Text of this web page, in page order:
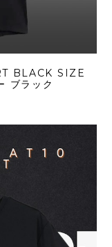
BLACK SIZE
ブラック